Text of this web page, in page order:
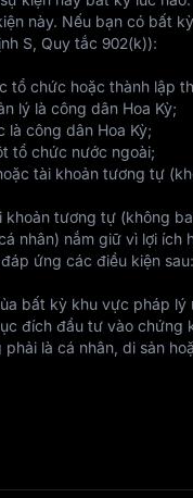
này. Nếu bạn có bất
S, Quy tắc 902(k)):
chức hoặc thành lập
lý là công dân Hoa Kỳ;
công dân Hoa Kỳ;
tổ chức nước ngoài;
tài khoản tương tự
tương tự (không
nhân) nắm giữ vì lợi ích
ứng các điều kiện sau:
bất kỳ khu vực pháp lý
đích đầu tư vào
là cá nhân, di sản